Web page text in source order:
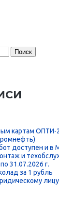
картам ОПТИ-
доступен и в
и
31.07.2026 г.
за 1 рубль
лицу